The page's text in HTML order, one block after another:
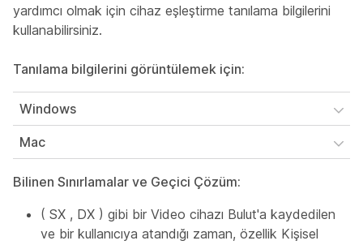
yardımcı olmak için cihaz eşleştirme tanılama bilgilerini
kullanabilirsiniz.
Tanılama bilgilerini görüntülemek için:
Windows
Mac
Bilinen Sınırlamalar ve Geçici Çözüm:
( SX , DX ) gibi bir Video cihazı Bulut'a kaydedilen
ve bir kullanıcıya atandığı zaman, özellik Kişisel